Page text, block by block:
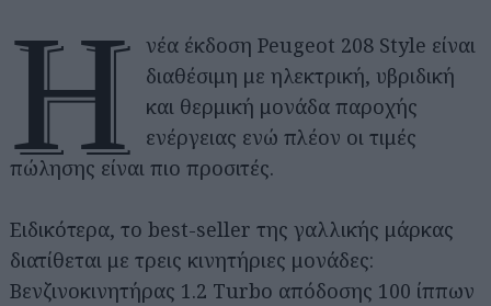
Η
νέα έκδοση Peugeot 208 Style είναι
διαθέσιμη με ηλεκτρική, υβριδική
και θερμική μονάδα παροχής
ενέργειας ενώ πλέον οι τιμές
πώλησης είναι πιο προσιτές.
Ειδικότερα, το best-seller της γαλλικής μάρκας
διατίθεται με τρεις κινητήριες μονάδες:
Βενζινοκινητήρας 1.2 Turbo απόδοσης 100 ίππων